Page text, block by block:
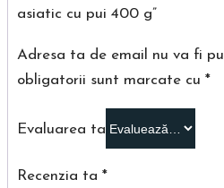
asiatic cu pui 400 g”
Adresa ta de email nu va fi
obligatorii sunt marcate cu *
Evaluarea ta
Recenzia ta *